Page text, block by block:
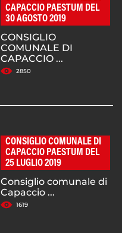
CAPACCIO PAESTUM DEL
30 AGOSTO 2019
CONSIGLIO
COMUNALE DI
CAPACCIO ...
2850
CONSIGLIO COMUNALE DI
CAPACCIO PAESTUM DEL
25 LUGLIO 2019
Consiglio comunale di
Capaccio ...
1619